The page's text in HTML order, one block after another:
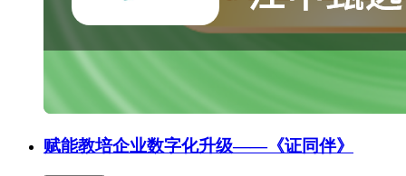
赋能教培企业数字化升级——《证同伴》